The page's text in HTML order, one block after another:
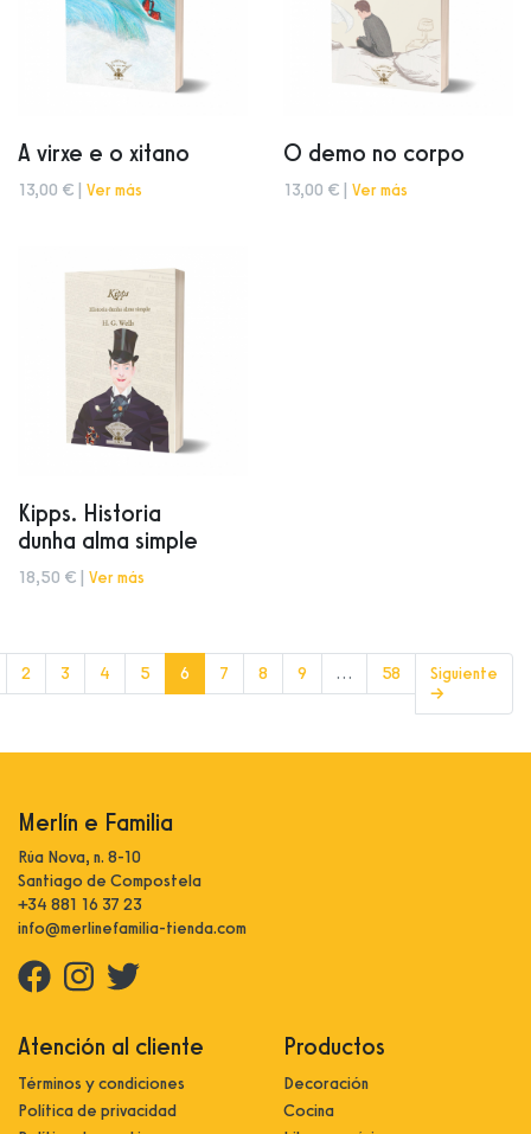
A virxe e o xitano
13,00 € | Ver más
O demo no corpo
13,00 € | Ver más
Kipps. Historia
dunha alma simple
18,50 € | Ver más
2 3 4 5 6 (current)
7 8 9 … 58
Siguiente
→
Merlín e Familia
Rúa Nova, n. 8-10
Santiago de Compostela
+34 881 16 37 23
info@merlinefamilia-tienda.com
Atención al cliente
Términos y condiciones
Política de privacidad
Productos
Decoración
Cocina